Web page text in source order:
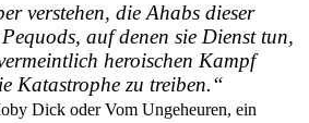
verstehen, die Ahabs dieser
auf denen sie Dienst tun,
heroischen Kampf
Katastrophe zu treiben.“
Dick oder Vom Ungeheuren, ein